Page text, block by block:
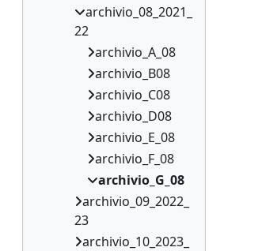
archivio_08_2021_
22
archivio_A_08
archivio_B08
archivio_C08
archivio_D08
archivio_E_08
archivio_F_08
archivio_G_08
archivio_09_2022_
23
archivio_10_2023_